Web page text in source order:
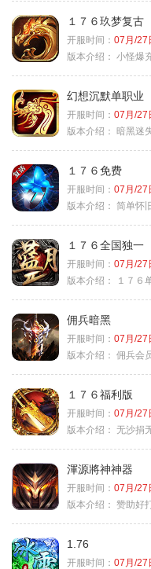
１７６玖梦复古
开服时间： 07月/27
版本介绍： 小怪爆
幻想沉默单职业
开服时间： 07月/27
版本介绍：
暗黑迷
１７６免费
开服时间： 07月/27
版本介绍： 简单怀
１７６全国独一
开服时间： 07月/27
版本介绍：
１７６
佣兵暗黑
开服时间： 07月/27
版本介绍： 佣兵会
１７６福利版
开服时间： 07月/27
版本介绍： 无沙捐
渾源將神神器
开服时间： 07月/27
版本介绍： 赞助好
1.76
开服时间： 07月/27